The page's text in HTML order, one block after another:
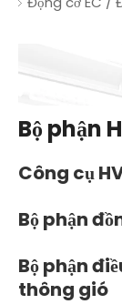
Bộ phận
Công cụ
Bộ phận
Bộ phận
thông gió